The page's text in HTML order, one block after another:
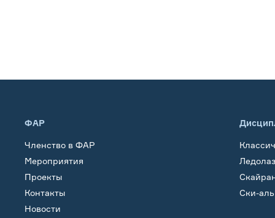
ФАР
Членство в ФАР
Мероприятия
Проекты
Контакты
Новости
Ски-